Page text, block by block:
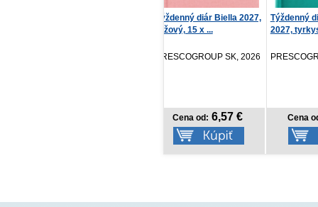
Týždenný diár Aprint Top
2027, tyrkysový...
PRESCOGROUP SK, 2026
Cena od:6,87 €
Miška a
Lesné